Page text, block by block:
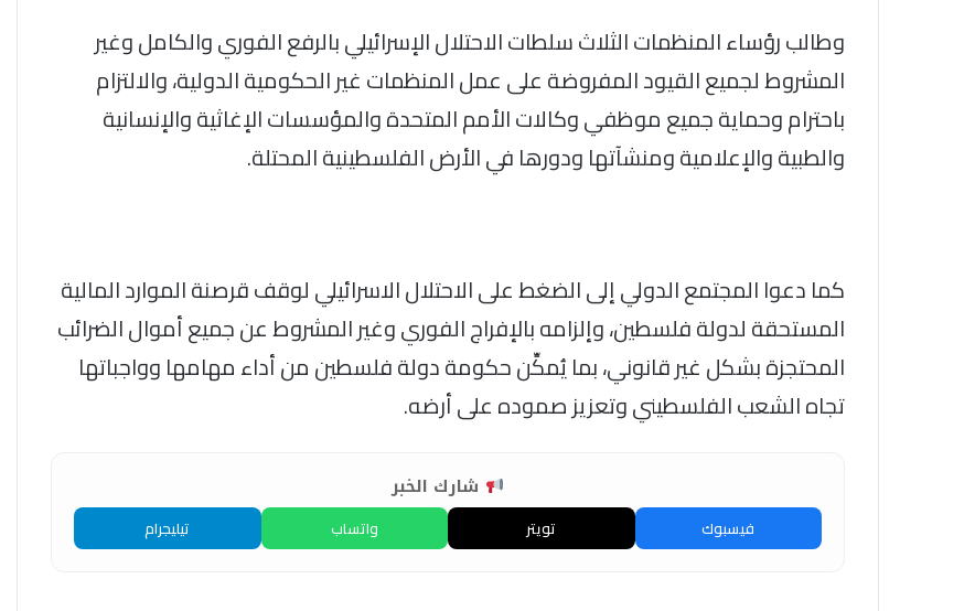
وطالب رؤساء المنظمات الثلاث سلطات الاحتلال الإسرائيلي بالرفع الفوري والكامل وغير
المشروط لجميع القيود المفروضة على عمل المنظمات غير الحكومية الدولية، والالتزام
باحترام وحماية جميع موظفي وكالات الأمم المتحدة والمؤسسات الإغاثية والإنسانية
والطبية والإعلامية ومنشآتها ودورها في الأرض الفلسطينية المحتلة.
كما دعوا المجتمع الدولي إلى الضغط على الاحتلال الاسرائيلي لوقف قرصنة الموارد المالية
المستحقة لدولة فلسطين، وإلزامه بالإفراج الفوري وغير المشروط عن جميع أموال الضرائب
المحتجزة بشكل غير قانوني، بما يُمكِّن حكومة دولة فلسطين من أداء مهامها وواجباتها
تجاه الشعب الفلسطيني وتعزيز صموده على أرضه.
شارك الخبر
فيسبوك تويتر واتساب تيليجرام